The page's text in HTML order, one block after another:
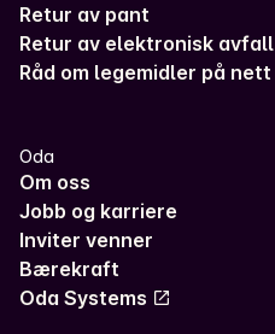
Retur av pant
Retur av elektronisk avfall
Råd om legemidler på nett
Oda
Om oss
Jobb og karriere
Inviter venner
Bærekraft
Oda Systems